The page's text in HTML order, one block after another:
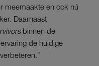
meemaakte en ook nú
Daarnaast
binnen de
de huidige